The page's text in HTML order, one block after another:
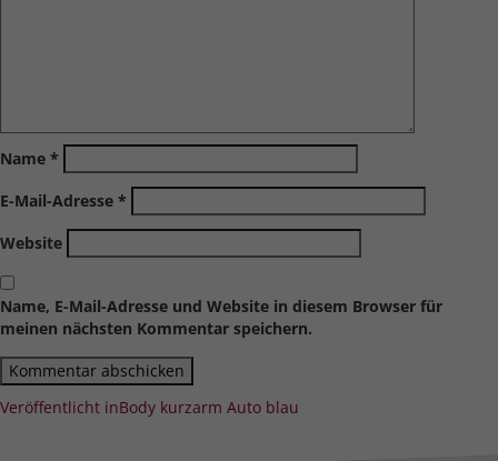
Name *
E-Mail-Adresse *
Website
Name, E-Mail-Adresse und Website in diesem Browser für
meinen nächsten Kommentar speichern.
Beitragsnavigation
Veröffentlicht inBody kurzarm Auto blau